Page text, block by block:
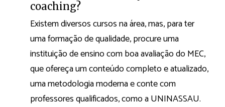
coaching?
Existem diversos cursos na área, mas, para ter
uma formação de qualidade, procure uma
instituição de ensino com boa avaliação do MEC,
que ofereça um conteúdo completo e atualizado,
uma metodologia moderna e conte com
professores qualificados, como a UNINASSAU.